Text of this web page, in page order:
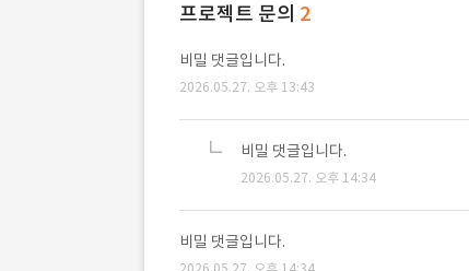
프로젝트 문의 2
비밀 댓글입니다.
2026.05.27. 오후 13:43
비밀 댓글입니다.
2026.05.27. 오후 14:34
비밀 댓글입니다.